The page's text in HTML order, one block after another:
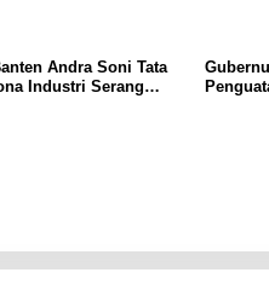
Andra Soni Tata
Industri Serang